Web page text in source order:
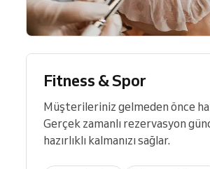
Fitness & Spor
Müşterileriniz gelmeden önce
Gerçek zamanlı rezervasyon
hazırlıklı kalmanızı sağlar.